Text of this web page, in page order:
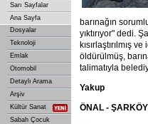
Sarı Sayfalar
Ana Sayfa
Dosyalar
Teknoloji
Emlak
Otomobil
Detaylı Arama
Arşiv
Kültür Sanat
Sabah Çocuk
barınağın
yıktırıyor" dedi.
kısırlaştırılmış
öldürülmüş,
talimatıyla
Yakup
ÖNAL -